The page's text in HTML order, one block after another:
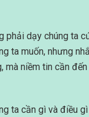
phải dạy chúng ta
ta muốn, nhưng
mà niềm tin cần
ta cần gì và điều